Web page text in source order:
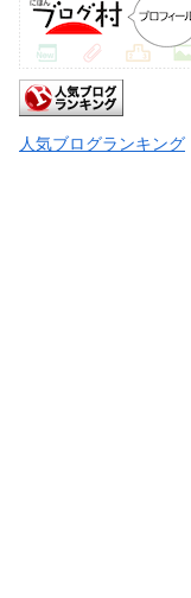
人気ブログランキング